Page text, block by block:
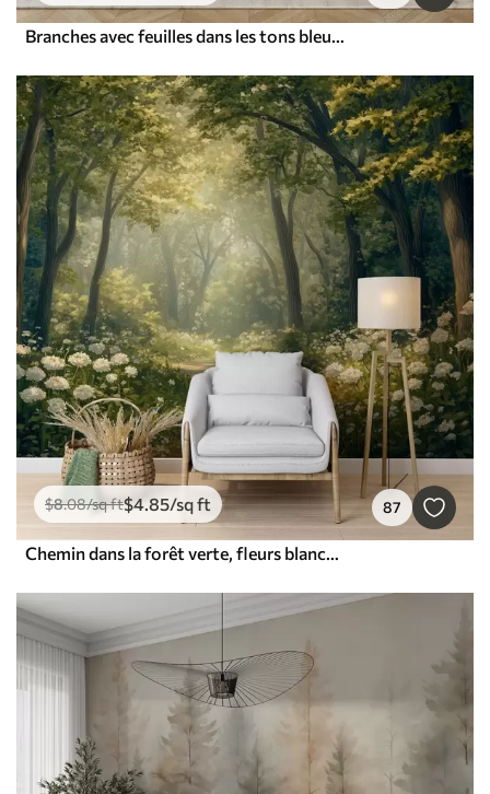
Branches avec feuilles dans les tons bleus et bruns, fond clair, doux et délicat, style aquarelle
$8.08/sq ft$4.85/sq ft 87
Chemin dans la forêt verte, fleurs blanches, lumière du soleil, dessin de style acrylique